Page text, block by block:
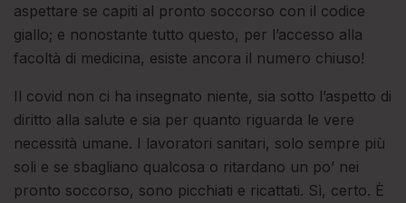
aspettare se capiti al pronto soccorso con il codice
giallo; e nonostante tutto questo, per l’accesso alla
facoltà di medicina, esiste ancora il numero chiuso!
Il covid non ci ha insegnato niente, sia sotto l’aspetto di
diritto alla salute e sia per quanto riguarda le vere
necessità umane. I lavoratori sanitari, solo sempre più
soli e se sbagliano qualcosa o ritardano un po’ nei
pronto soccorso, sono picchiati e ricattati. Sì, certo. È